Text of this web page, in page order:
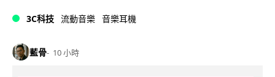
3C科技 流動音樂 音樂耳機
藍骨 10 小時